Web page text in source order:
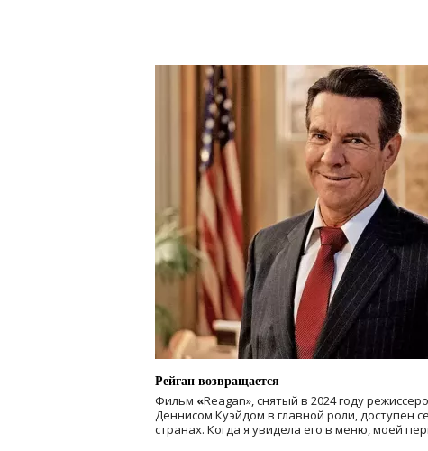
Рейган возвращается
Фильм «Reagan», снятый в 2024 году
Деннисом Куэйдом в главной роли, доступен
странах. Когда я увидела его в меню, моей